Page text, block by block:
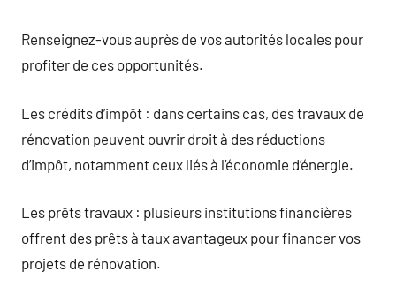
Renseignez-vous auprès de vos autorités locales pour
profiter de ces opportunités.
Les crédits d’impôt : dans certains cas, des travaux de
rénovation peuvent ouvrir droit à des réductions
d’impôt, notamment ceux liés à l’économie d’énergie.
Les prêts travaux : plusieurs institutions financières
offrent des prêts à taux avantageux pour financer vos
projets de rénovation.